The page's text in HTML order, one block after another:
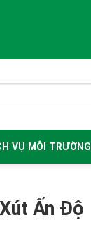
VỤ MÔI TRƯỜNG
Ấn Độ